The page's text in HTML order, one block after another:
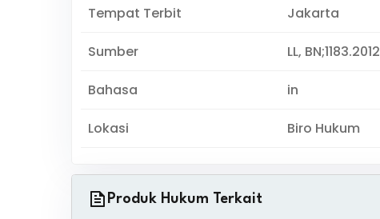
Tempat Terbit Jakarta
Sumber LL, BN;1183.2012
Bahasa in
Lokasi Biro Hukum
Produk Hukum Terkait